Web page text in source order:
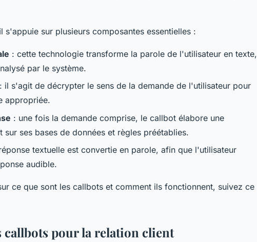
s'appuie sur plusieurs composantes essentielles :
: cette technologie transforme la parole de l'utilisateur en texte,
par le système.
: il s'agit de décrypter le sens de la demande de l'utilisateur pour
appropriée.
: une fois la demande comprise, le callbot élabore une
sur ses bases de données et règles préétablies.
textuelle est convertie en parole, afin que l'utilisateur
audible.
ce que sont les callbots et comment ils fonctionnent, suivez ce
callbots pour la relation client